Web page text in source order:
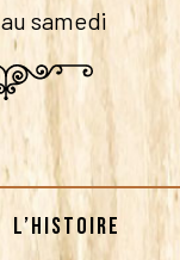
samedi
L’HISTOIRE